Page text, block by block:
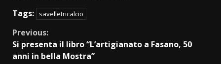
Tags:
savelletricalcio
Continue
Reading
Previous:
Si presenta il libro “L’artigianato a Fasano, 50
anni in bella Mostra”